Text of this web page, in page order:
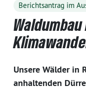
Berichtsantrag im
Unsere Wälder in
anhaltenden